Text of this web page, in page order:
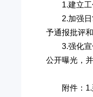
1.建立
2.加强
予通报批评
3.强化
公开曝光，
附件：